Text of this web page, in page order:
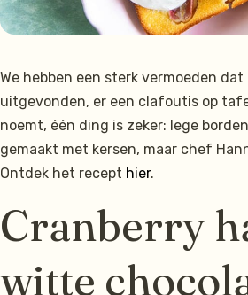
We hebben een sterk vermoeden
uitgevonden, er een clafoutis op
noemt, één ding is zeker: lege
gemaakt met kersen, maar chef
Ontdek het recept hier.
Cranberry
witte